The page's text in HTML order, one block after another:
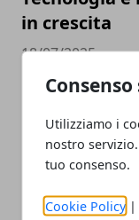
Utilizziamo i
nostro
tuo consenso.
Cookie Policy|
in crescita
18/07/2025